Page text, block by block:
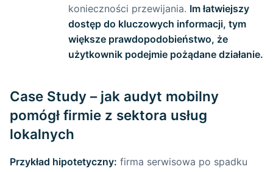
konieczności przewijania. Im łatwiejszy
dostęp do kluczowych informacji, tym
większe prawdopodobieństwo, że
użytkownik podejmie pożądane działanie.
Case Study – jak audyt mobilny
pomógł firmie z sektora usług
lokalnych
Przykład hipotetyczny: firma serwisowa po spadku